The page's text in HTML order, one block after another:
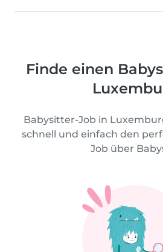
Finde einen
Babysitter-Job in
schnell und einfach den
Job über